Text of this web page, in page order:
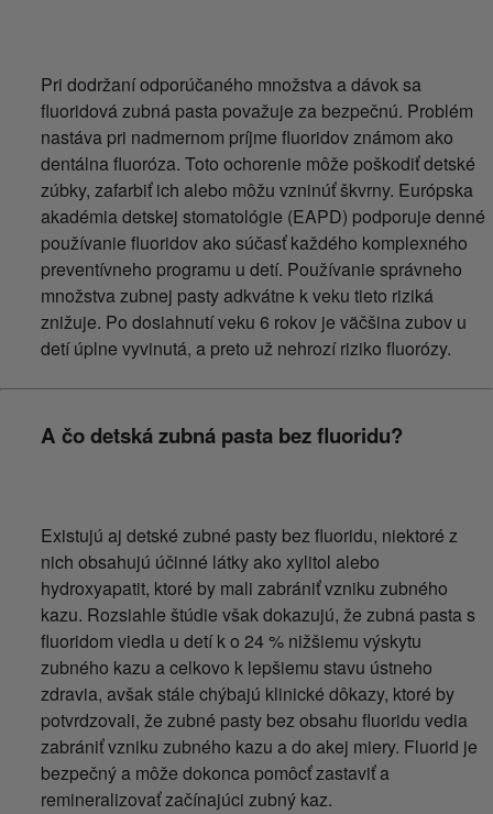
Pri dodržaní odporúčaného množstva a dávok sa
fluoridová zubná pasta považuje za bezpečnú. Problém
nastáva pri nadmernom príjme fluoridov známom ako
dentálna fluoróza. Toto ochorenie môže poškodiť detské
zúbky, zafarbiť ich alebo môžu vzninúť škvrny. Európska
akadémia detskej stomatológie (EAPD) podporuje denné
používanie fluoridov ako súčasť každého komplexného
preventívneho programu u detí. Používanie správneho
množstva zubnej pasty adkvátne k veku tieto riziká
znižuje. Po dosiahnutí veku 6 rokov je väčšina zubov u
detí úplne vyvinutá, a preto už nehrozí riziko fluorózy.
A čo detská zubná pasta bez fluoridu?
Existujú aj detské zubné pasty bez fluoridu, niektoré z
nich obsahujú účinné látky ako xylitol alebo
hydroxyapatit, ktoré by mali zabrániť vzniku zubného
kazu. Rozsiahle štúdie však dokazujú, že zubná pasta s
fluoridom viedla u detí k o 24 % nižšiemu výskytu
zubného kazu a celkovo k lepšiemu stavu ústneho
zdravia, avšak stále chýbajú klinické dôkazy, ktoré by
potvrdzovali, že zubné pasty bez obsahu fluoridu vedia
zabrániť vzniku zubného kazu a do akej miery. Fluorid je
bezpečný a môže dokonca pomôcť zastaviť a
remineralizovať začínajúci zubný kaz.